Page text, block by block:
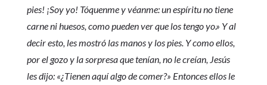
pies! ¡Soy yo! Tóquenme y véanme: un espíritu no tiene
carne ni huesos, como pueden ver que los tengo yo.» Y al
decir esto, les mostró las manos y los pies. Y como ellos,
por el gozo y la sorpresa que tenían, no le creían, Jesús
les dijo: «¿Tienen aquí algo de comer?» Entonces ellos le